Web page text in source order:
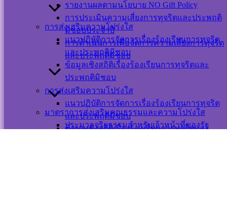
การส่งเสริมความโปร่งใส
แนวปฏิบัติการจัดการเรื่องร้องเรียนการทุจริต
และประพฤติมิชอบ
ข้อมูลเชิงสถิติเรื่องร้องเรียนการทุจริตและ
ประพฤติมิชอบ
มาตราการส่งเสริมคุณธรรมและความโปร่งใส
ประมวลจริยธรรมสำหรับเจ้าหน้าที่ของรัฐ
รายงานผลตามนโยบาย NO Gift Policy
การประเมินความเสี่ยงการทุจริตและประพฤติ
มิชอบประจำปี
การดำเนินการเพื่อจัดการความเสี่ยงการทุจริต
และประพฤติมิชอบ
การส่งเสริมความโปร่งใส
แนวปฏิบัติการจัดการเรื่องร้องเรียนการทุจริต
และประพฤติมิชอบ
ข้อมูลเชิงสถิติเรื่องร้องเรียนการทุจริตและ
ส่วนบุคคล และ
การใช้งานคุกกี้
©สงวนลิขสิทธิ์ เทศบาลตำบลปากพะยูน.
ติดต่อ-สอบถาม